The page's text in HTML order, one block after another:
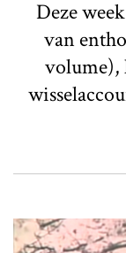
Deze
van
volume),